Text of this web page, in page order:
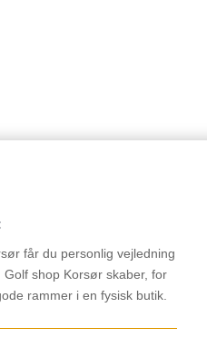
får du personlig vejledning
Golf shop Korsør skaber, for
rammer i en fysisk butik.